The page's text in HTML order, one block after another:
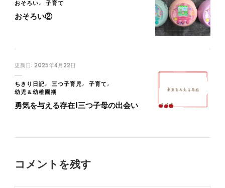
おそろい 子育て
おそろい②
更新日: 2025年4月22日
ちきり日記 三つ子育児
子育て
幼児＆幼稚園期
勇気を与える存在|三つ子母の出会い
コメントを残す